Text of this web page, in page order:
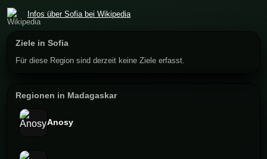
Infos über Sofia bei Wikipedia
Ziele in Sofia
Für diese Region sind derzeit keine Ziele erfasst.
Regionen in Madagaskar
Anosy